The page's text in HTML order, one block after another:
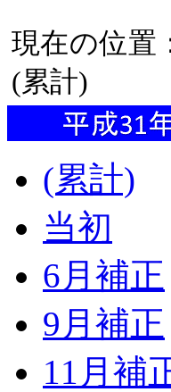
現在の位置
(累計)
(累計)
当初
6月補正
9月補正
11月補